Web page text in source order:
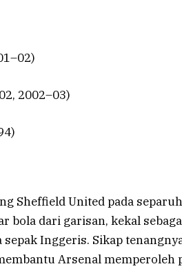
2002–03)
Sheffield United pada
bola dari garisan, kekal
Inggeris. Sikap
Arsenal memperoleh